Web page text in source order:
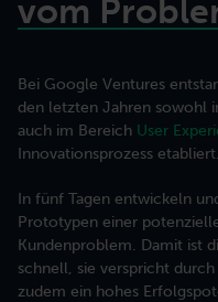
Produktberatung
Wirksamkeit von Teams und
Übersicht zur Akademie
Lernen Sie die Trainings und
kennen.
Trainings für Starter
Steigen Sie in neue Formen der
Prinzipien, Methoden und
Ressourcen
Kostenfreie Tools zur Integration
Lerne mehr über unsere agile
Karriere
Bring Deine Talente in unser
vom
Bei Google Ventures
den letzten Jahren sowohl
auch im Bereich User
Innovationsprozess etabliert.
In fünf Tagen entwickeln
Prototypen einer
Kundenproblem. Damit ist
schnell, sie verspricht
zudem ein hohes